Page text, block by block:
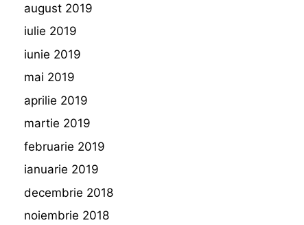
august 2019
iulie 2019
iunie 2019
mai 2019
aprilie 2019
martie 2019
februarie 2019
ianuarie 2019
decembrie 2018
noiembrie 2018